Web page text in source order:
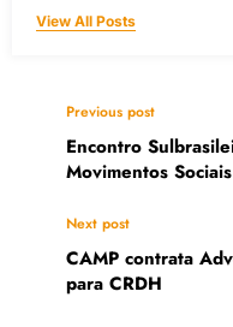
View All Posts
Previous post
Encontro
Movimentos Sociais
Next post
CAMP contrata
para CRDH